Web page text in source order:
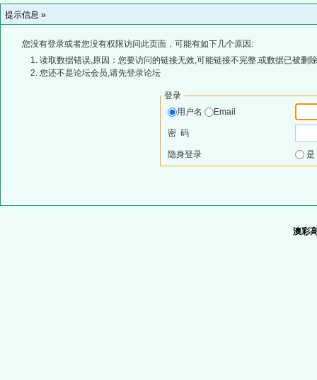
提示信息 »
您没有登录或者您没有权限访问此页面，可能有如下几个原因:
读取数据错误,原因：您要访问的链接无效,可能链接不完整,或数据已被删
您还不是论坛会员,请先登录论坛
登录
用户名
Email
密 码
隐身登录
澳彩